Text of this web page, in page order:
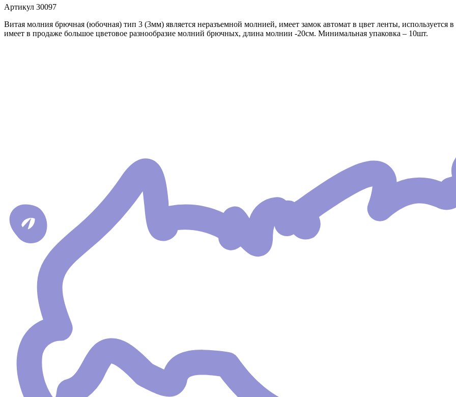
Артикул 30097
Витая молния брючная (юбочная) тип 3 (3мм) является неразъемной молнией, имеет замок автомат в цвет ленты,
имеет в продаже большое цветовое разнообразие молний брючных, длина молнии -20см. Минимальная упаковка – 10шт.